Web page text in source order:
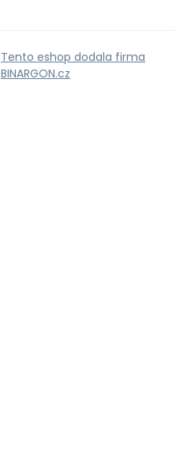
Tento eshop dodala firma
BINARGON.cz